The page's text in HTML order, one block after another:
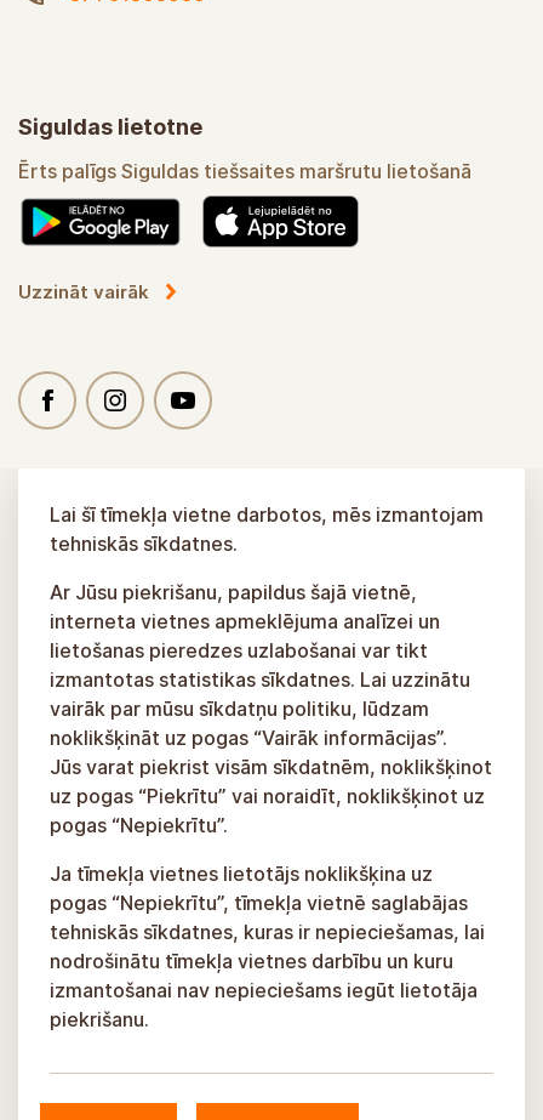
Siguldas lietotne
Ērts palīgs Siguldas tiešsaites maršrutu lietošanā
Uzzināt vairāk
Lai šī tīmekļa vietne darbotos, mēs izmantojam
tehniskās sīkdatnes.
Ar Jūsu piekrišanu, papildus šajā vietnē,
interneta vietnes apmeklējuma analīzei un
lietošanas pieredzes uzlabošanai var tikt
izmantotas statistikas sīkdatnes. Lai uzzinātu
vairāk par mūsu sīkdatņu politiku, lūdzam
noklikšķināt uz pogas “Vairāk informācijas”.
Jūs varat piekrist visām sīkdatnēm, noklikšķinot
uz pogas “Piekrītu” vai noraidīt, noklikšķinot uz
pogas “Nepiekrītu”.
Ja tīmekļa vietnes lietotājs noklikšķina uz
pogas “Nepiekrītu”, tīmekļa vietnē saglabājas
tehniskās sīkdatnes, kuras ir nepieciešamas, lai
nodrošinātu tīmekļa vietnes darbību un kuru
izmantošanai nav nepieciešams iegūt lietotāja
piekrišanu.